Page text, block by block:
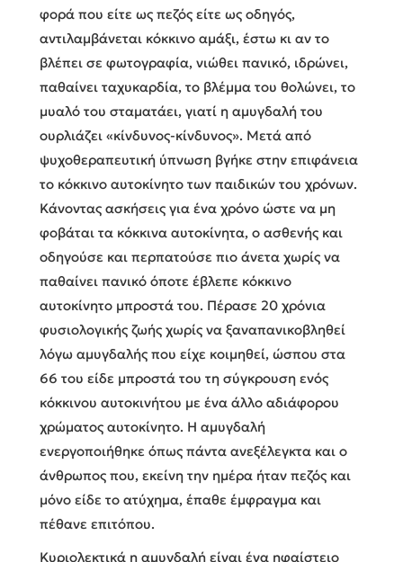
φορά που είτε ως πεζός είτε ως οδηγός,
αντιλαμβάνεται κόκκινο αμάξι, έστω κι αν το
βλέπει σε φωτογραφία, νιώθει πανικό, ιδρώνει,
παθαίνει ταχυκαρδία, το βλέμμα του θολώνει, το
μυαλό του σταματάει, γιατί η αμυγδαλή του
ουρλιάζει «κίνδυνος-κίνδυνος». Μετά από
ψυχοθεραπευτική ύπνωση βγήκε στην επιφάνεια
το κόκκινο αυτοκίνητο των παιδικών του χρόνων.
Κάνοντας ασκήσεις για ένα χρόνο ώστε να μη
φοβάται τα κόκκινα αυτοκίνητα, ο ασθενής και
οδηγούσε και περπατούσε πιο άνετα χωρίς να
παθαίνει πανικό όποτε έβλεπε κόκκινο
αυτοκίνητο μπροστά του. Πέρασε 20 χρόνια
φυσιολογικής ζωής χωρίς να ξαναπανικοβληθεί
λόγω αμυγδαλής που είχε κοιμηθεί, ώσπου στα
66 του είδε μπροστά του τη σύγκρουση ενός
κόκκινου αυτοκινήτου με ένα άλλο αδιάφορου
χρώματος αυτοκίνητο. Η αμυγδαλή
ενεργοποιήθηκε όπως πάντα ανεξέλεγκτα και ο
άνθρωπος που, εκείνη την ημέρα ήταν πεζός και
μόνο είδε το ατύχημα, έπαθε έμφραγμα και
πέθανε επιτόπου.
Κυριολεκτικά η αμυγδαλή είναι ένα ηφαίστειο